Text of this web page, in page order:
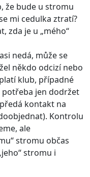
že bude u stromu
mi cedulka ztratí?
zda je u „mého“
nedá, může se
někdo odcizí nebo
klub, případné
potřeba jen dodržet
kontakt na
Kontrolu
ale
stromu občas
stromu i